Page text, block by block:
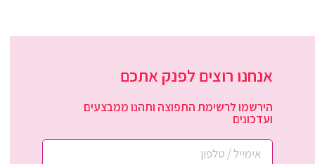
אנחנו רוצים לפנק אתכם
הירשמו לרשימת התפוצה ותהנו ממבצעים
ועדכונים